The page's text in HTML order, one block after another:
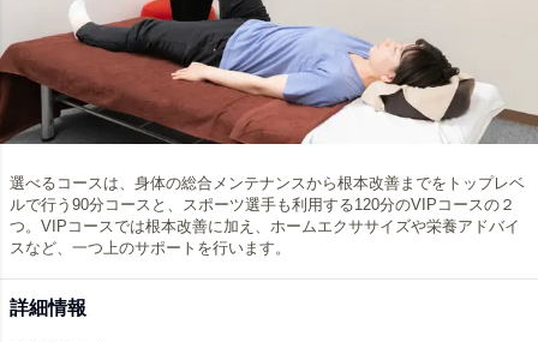
選べるコースは、身体の総合メンテナンスから根本改善までをトップレベ
ルで行う90分コースと、スポーツ選手も利用する120分のVIPコースの２
つ。VIPコースでは根本改善に加え、ホームエクササイズや栄養アドバイ
スなど、一つ上のサポートを行います。
詳細情報